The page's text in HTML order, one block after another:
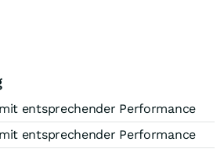
entsprechender Performance
entsprechender Performance